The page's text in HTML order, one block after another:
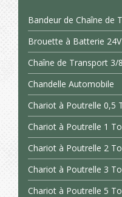
Bandeur de Chaîne de
Brouette à Batterie
Chaîne de Transport 3/
Chandelle Automobile
Chariot à Poutrelle 0,5
Chariot à Poutrelle 1
Chariot à Poutrelle 2
Chariot à Poutrelle 3
Chariot à Poutrelle 5